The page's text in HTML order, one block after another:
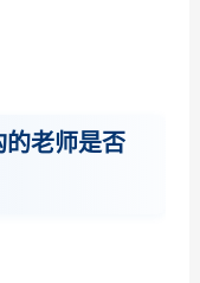
的老师是否